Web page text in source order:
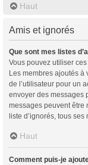
Haut
Amis et ignorés
Que sont mes listes
Vous pouvez utiliser
Les membres ajoutés à
de l’utilisateur pour un
envoyer des messages
messages peuvent être
liste d’ignorés, tous ses
Haut
Comment puis-je